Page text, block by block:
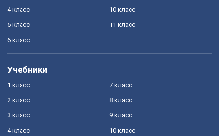
4 класс
5 класс
6 класс
10 класс
11 класс
Учебники
1 класс
2 класс
3 класс
4 класс
7 класс
8 класс
9 класс
10 класс